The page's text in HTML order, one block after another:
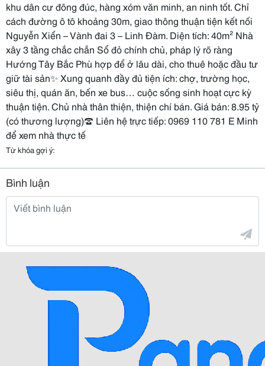
khu dân cư đông đúc, hàng xóm văn minh, an ninh tốt. Chỉ
cách đường ô tô khoảng 30m, giao thông thuận tiện kết nối
Nguyễn Xiển – Vành đai 3 – Linh Đàm. Diện tích: 40m² Nhà
xây 3 tầng chắc chắn Sổ đỏ chính chủ, pháp lý rõ ràng
Hướng Tây Bắc Phù hợp để ở lâu dài, cho thuê hoặc đầu tư
giữ tài sản✨ Xung quanh đầy đủ tiện ích: chợ, trường học,
siêu thị, quán ăn, bến xe bus… cuộc sống sinh hoạt cực kỳ
thuận tiện. Chủ nhà thân thiện, thiện chí bán. Giá bán: 8.95 tỷ
(có thương lượng)☎️ Liên hệ trực tiếp: 0969 110 781 E Minh
để xem nhà thực tế
Từ khóa gợi ý:
Bình luận